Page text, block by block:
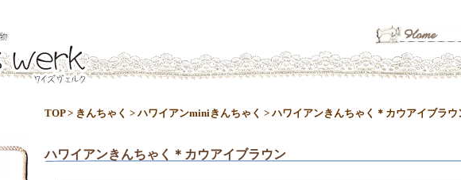
TOP> きんちゃく > ハワイアンminiきんちゃく > ハワイアンきんちゃく＊カウアイブラウ
ハワイアンきんちゃく＊カウアイブラウン